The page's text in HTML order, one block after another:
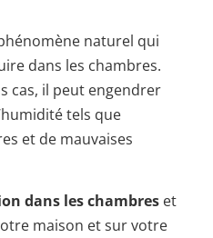
naturel qui
dans les chambres.
cas, il peut engendrer
tels que
et de mauvaises
dans les chambres et
maison et sur votre